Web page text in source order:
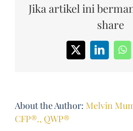
Jika artikel ini
share
X LinkedIn
About the Author: Melvin
CFP®., QWP®